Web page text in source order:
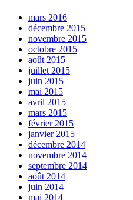
mars 2016
décembre 2015
novembre 2015
octobre 2015
août 2015
juillet 2015
juin 2015
mai 2015
avril 2015
mars 2015
février 2015
janvier 2015
décembre 2014
novembre 2014
septembre 2014
août 2014
juin 2014
mai 2014